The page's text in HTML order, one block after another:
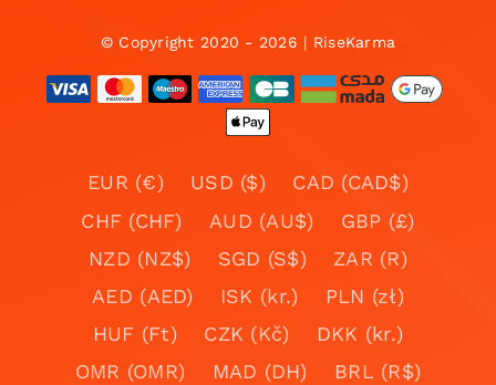
© Copyright 2020 - 2026 | RiseKarma
EUR (€) USD ($)
CAD (CAD$)
CHF (CHF)
AUD (AU$)
GBP (£)
NZD (NZ$)
SGD (S$)
ZAR (R)
AED (AED)
ISK (kr.)
PLN (zł)
HUF (Ft)
CZK (Kč)
DKK (kr.)
OMR (OMR)
MAD (DH)
BRL (R$)